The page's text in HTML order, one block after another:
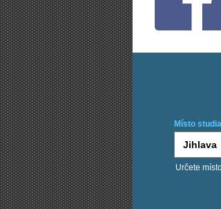
Místo studia
Určete